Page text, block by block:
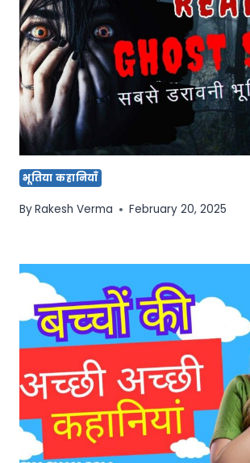
भूतिया कहानियाँ
ByRakesh Verma February 20, 2025